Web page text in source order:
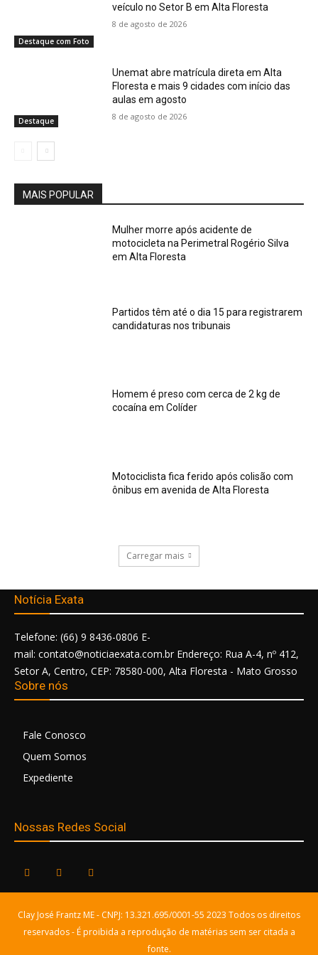
Destaque com Foto
veículo no Setor B em Alta Floresta
8 de agosto de 2026
Destaque
Unemat abre matrícula direta em Alta
Floresta e mais 9 cidades com início das
aulas em agosto
8 de agosto de 2026
MAIS POPULAR
Mulher morre após acidente de
motocicleta na Perimetral Rogério Silva
em Alta Floresta
Partidos têm até o dia 15 para registrarem
candidaturas nos tribunais
Homem é preso com cerca de 2 kg de
cocaína em Colíder
Motociclista fica ferido após colisão com
ônibus em avenida de Alta Floresta
Carregar mais
Notícia Exata
Telefone: (66) 9 8436-0806 E-
mail: contato@noticiaexata.com.br Endereço: Rua A-4, nº 412,
Setor A, Centro, CEP: 78580-000, Alta Floresta - Mato Grosso
Sobre nós
Fale Conosco
Quem Somos
Expediente
Nossas Redes Social
Clay José Frantz ME - CNPJ: 13.321.695/0001-55 2023 Todos os direitos
reservados - É proibida a reprodução de matérias sem ser citada a
fonte.